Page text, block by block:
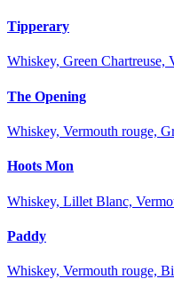
Tipperary
Whiskey, Green Chartreuse,
The Opening
Whiskey, Vermouth rouge,
Hoots Mon
Whiskey, Lillet Blanc,
Paddy
Whiskey, Vermouth rouge,